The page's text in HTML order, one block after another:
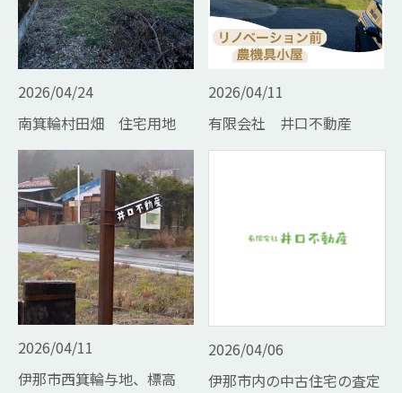
2026/04/24
南箕輪村田畑 住宅用地
2026/04/11
有限会社 井口不動産
2026/04/11
伊那市西箕輪与地、標高
2026/04/06
伊那市内の中古住宅の査定